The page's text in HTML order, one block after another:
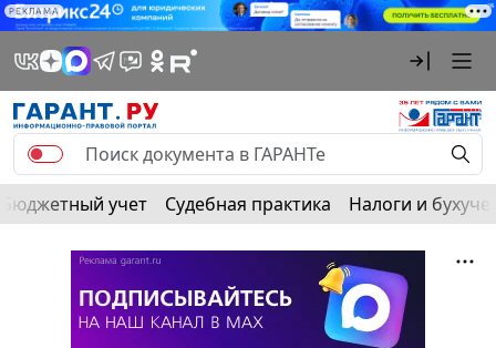
РЕКЛАМА
Бюджетный учет Судебная практика Налоги и